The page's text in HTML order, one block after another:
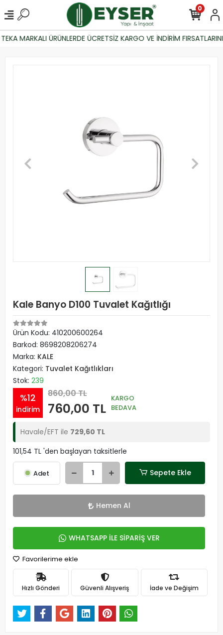
MARKALI ÜRÜNLERDE ÜCRETSİZ KARGO VE İNDİRİM
0
Kale Banyo D100 Tuvalet Kağıtlığı
Ürün Kodu: 410200600264
Barkod: 8698208206274
Marka: KALE
Kategori: Tuvalet Kağıtlıkları
Stok: 239
%12
indirim
860,00 TL
760,00 TL
KARGO
BEDAVA
Havale/EFT ile 729,60 TL
101,54 TL 'den başlayan taksitlerle
Adet Sepete Ekle
Hemen Al
WHATSAPP İLE SİPARİŞ VER
Favorilerime ekle
Hızlı Gönderi Güvenli Alışveriş İade ve Değişim